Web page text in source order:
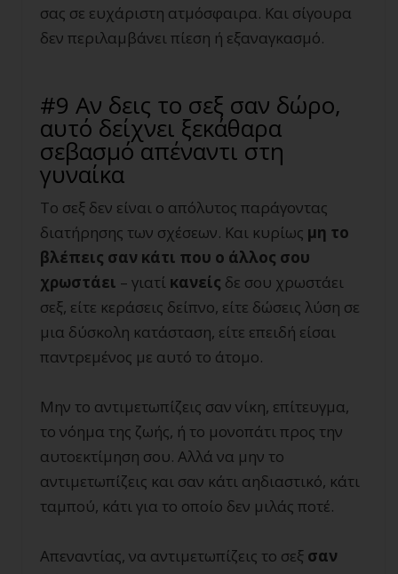
σας σε ευχάριστη ατμόσφαιρα. Και σίγουρα
δεν περιλαμβάνει πίεση ή εξαναγκασμό.
#9 Αν δεις το σεξ σαν δώρο,
αυτό δείχνει ξεκάθαρα
σεβασμό απέναντι στη
γυναίκα
Το σεξ δεν είναι ο απόλυτος παράγοντας
διατήρησης των σχέσεων. Και κυρίως μη το
βλέπεις σαν κάτι που ο άλλος σου
χρωστάει – γιατί κανείς δε σου χρωστάει
σεξ, είτε κεράσεις δείπνο, είτε δώσεις λύση σε
μια δύσκολη κατάσταση, είτε επειδή είσαι
παντρεμένος με αυτό το άτομο.
Μην το αντιμετωπίζεις σαν νίκη, επίτευγμα,
το νόημα της ζωής, ή το μονοπάτι προς την
αυτοεκτίμηση σου. Αλλά να μην το
αντιμετωπίζεις και σαν κάτι αηδιαστικό, κάτι
ταμπού, κάτι για το οποίο δεν μιλάς ποτέ.
Απεναντίας, να αντιμετωπίζεις το σεξ σαν